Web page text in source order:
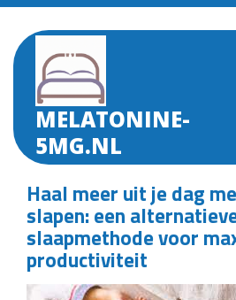
Skip
content
MELATONINE-
5MG.NL
Haal meer uit je dag
slapen: een
slaapmethode voor
productiviteit